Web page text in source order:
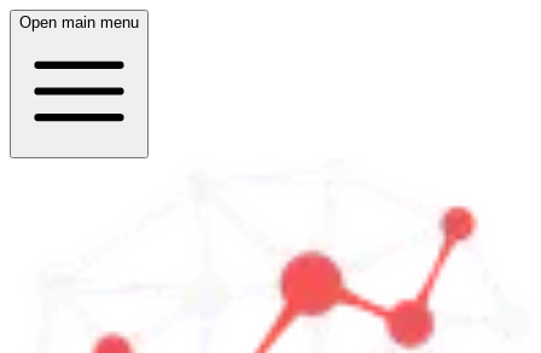
Open main menu